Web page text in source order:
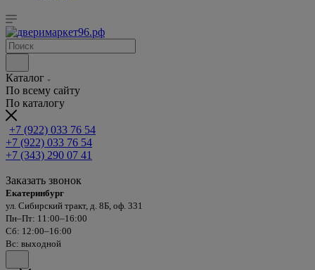
Каталог
По всему сайту
По каталогу
+7 (922) 033 76 54
+7 (922) 033 76 54
+7 (343) 290 07 41
Заказать звонок
Екатеринбург
ул. Сибирский тракт, д. 8Б, оф. 331
Пн–Пт: 11:00–16:00
Сб: 12:00–16:00
Вс: выходной